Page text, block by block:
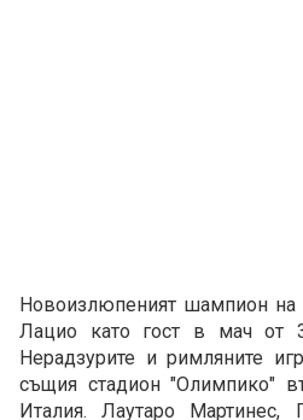
Новоизлюпеният шампион на
Лацио като гост в мач от
Нерадзурите и римляните
същия стадион "Олимпико"
Италия. Лаутаро